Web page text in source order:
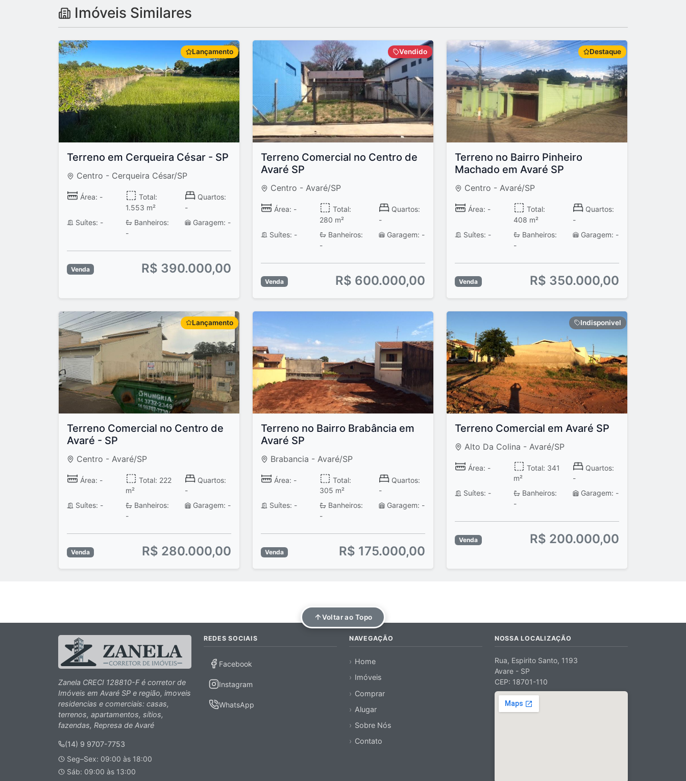
Imóveis Similares
Lançamento
Terreno em Cerqueira César - SP
Centro - Cerqueira César/SP
Área: -
Total:
1.553 m²
Quartos:
-
Suítes: -
Banheiros:
-
Garagem: -
Venda R$ 390.000,00
Vendido
Terreno Comercial no Centro de
Avaré SP
Centro - Avaré/SP
Área: -
Total:
280 m²
Quartos:
-
Suítes: -
Banheiros:
-
Garagem: -
Venda R$ 600.000,00
Destaque
Terreno no Bairro Pinheiro
Machado em Avaré SP
Centro - Avaré/SP
Área: -
Total:
408 m²
Quartos:
-
Suítes: -
Banheiros:
-
Garagem: -
Venda R$ 350.000,00
Lançamento
Terreno Comercial no Centro de
Avaré - SP
Centro - Avaré/SP
Área: -
Total: 222
m²
Quartos:
-
Suítes: -
Banheiros:
-
Garagem: -
Venda R$ 280.000,00
Terreno no Bairro Brabância em
Avaré SP
Brabancia - Avaré/SP
Área: -
Total:
305 m²
Quartos:
-
Suítes: -
Banheiros:
-
Garagem: -
Venda R$ 175.000,00
Indisponivel
Terreno Comercial em Avaré SP
Alto Da Colina - Avaré/SP
Área: -
Total: 341
m²
Quartos:
-
Suítes: -
Banheiros:
-
Garagem: -
Venda R$ 200.000,00
Voltar ao Topo
Zanela CRECI 128810-F é corretor de
Imóveis em Avaré SP e região, imoveis
residencias e comerciais: casas,
terrenos, apartamentos, sítios,
fazendas, Represa de Avaré
(14) 9 9707-7753
Seg–Sex: 09:00 às 18:00
Sáb: 09:00 às 13:00
REDES SOCIAIS
Facebook
Instagram
WhatsApp
NAVEGAÇÃO
Home
Imóveis
Comprar
Alugar
Sobre Nós
Contato
NOSSA LOCALIZAÇÃO
Rua, Espirito Santo, 1193
Avare - SP
CEP: 18701-110